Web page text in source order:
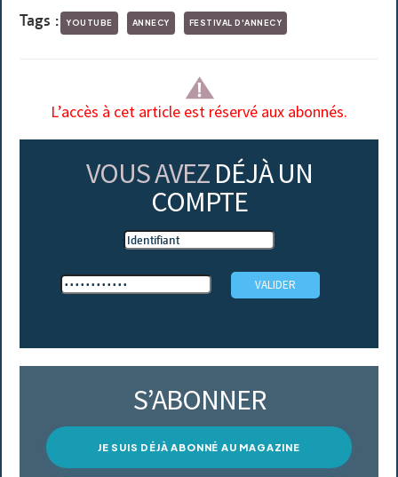
Tags : YOUTUBE ANNECY FESTIVAL D'ANNECY
L’accès à cet article est réservé aux abonnés.
VOUS AVEZ DÉJÀ UN
COMPTE
S’ABONNER
JE SUIS DÉJÀ ABONNÉ AU MAGAZINE